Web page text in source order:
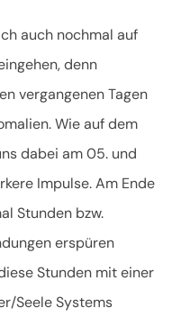
auch nochmal auf
denn
vergangenen Tagen
Wie auf dem
dabei am 05. und
Impulse. Am Ende
Stunden bzw.
erspüren
Stunden mit einer
Seele Systems